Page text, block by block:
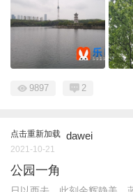
9897 2
点击重新加载 dawei
2021-10-21
公园一角